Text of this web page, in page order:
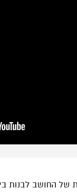
של החושב לבנות